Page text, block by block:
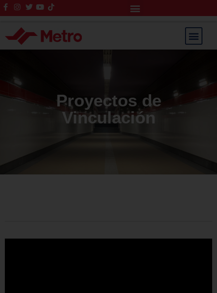
Saltar
al
contenido
Proyectos de
Vinculación